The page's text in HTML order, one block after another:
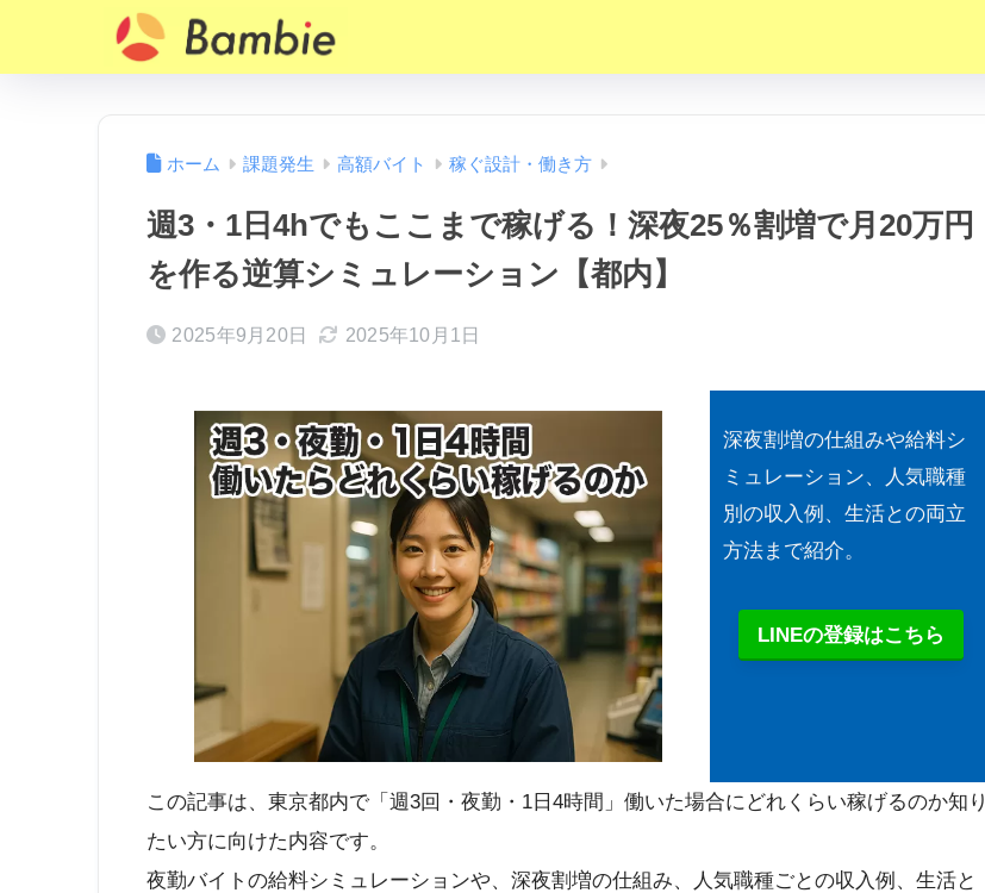
ホーム 課題発生 高額バイト 稼ぐ設計・働き方
週3・1日4hでもここまで稼げる！深夜25％割増で月20万円
を作る逆算シミュレーション【都内】
2025年9月20日 2025年10月1日
深夜割増の仕組みや給料シ
ミュレーション、人気職種
別の収入例、生活との両立
方法まで紹介。
LINEの登録はこちら
この記事は、東京都内で「週3回・夜勤・1日4時間」働いた場合にどれくらい稼げるのか知り
たい方に向けた内容です。
夜勤バイトの給料シミュレーションや、深夜割増の仕組み、人気職種ごとの収入例、生活と